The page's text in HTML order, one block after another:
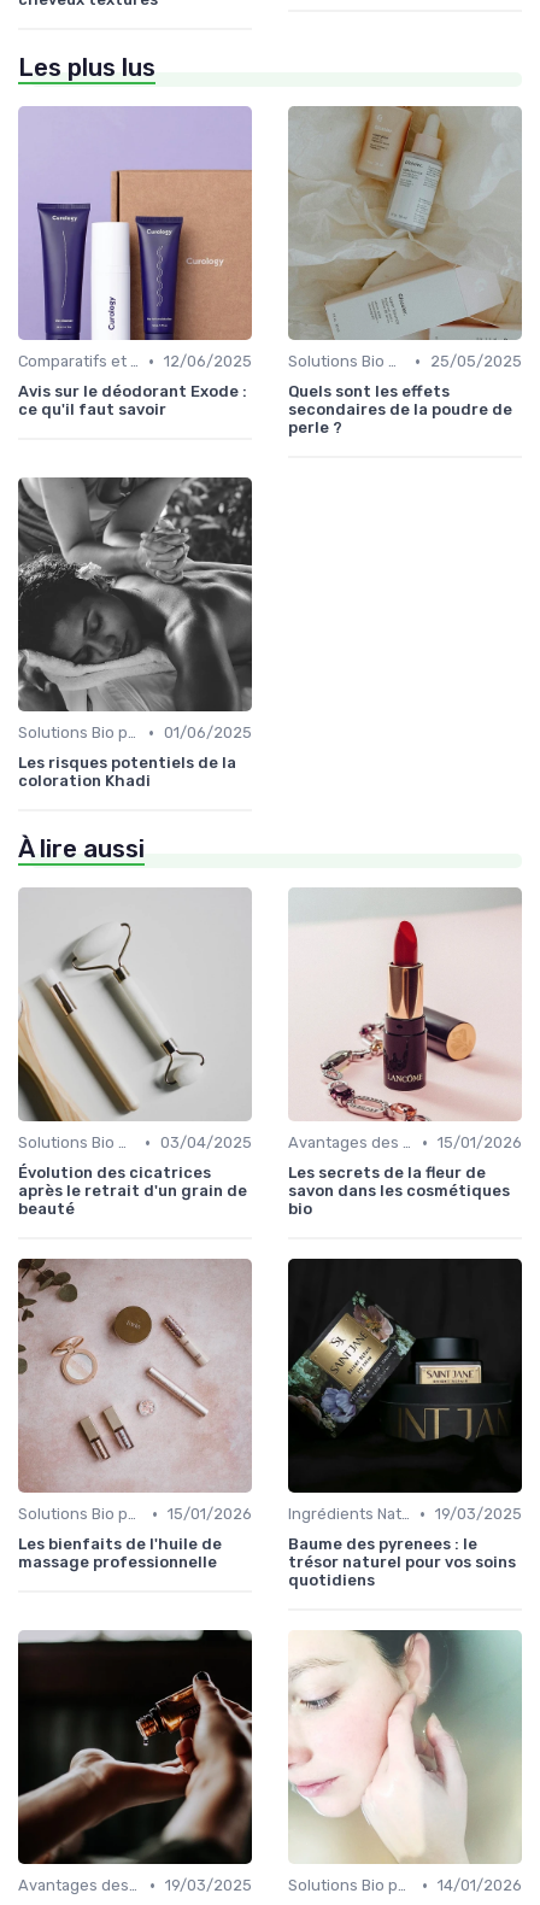
Les plus lus
Comparatifs et Avis • 12/06/2025
Avis sur le déodorant Exode :
ce qu'il faut savoir
Solutions Bio pour Problèmes de Peau •
25/05/2025
Quels sont les effets
secondaires de la poudre de
perle ?
Solutions Bio pour Problèmes de Peau • 01/06/2025
Les risques potentiels de la
coloration Khadi
À lire aussi
Solutions Bio pour Problèmes de Peau • 03/04/2025
Évolution des cicatrices
après le retrait d'un grain de
beauté
Avantages des Cosmétiques Bio • 15/01/2026
Les secrets de la fleur de
savon dans les cosmétiques
bio
Solutions Bio pour Problèmes de Peau • 15/01/2026
Les bienfaits de l'huile de
massage professionnelle
Ingrédients Naturels et Leurs Propriétés • 19/03/2025
Baume des pyrenees : le
trésor naturel pour vos soins
quotidiens
Avantages des Cosmétiques Bio • 19/03/2025
Solutions Bio pour Problèmes de Peau • 14/01/2026